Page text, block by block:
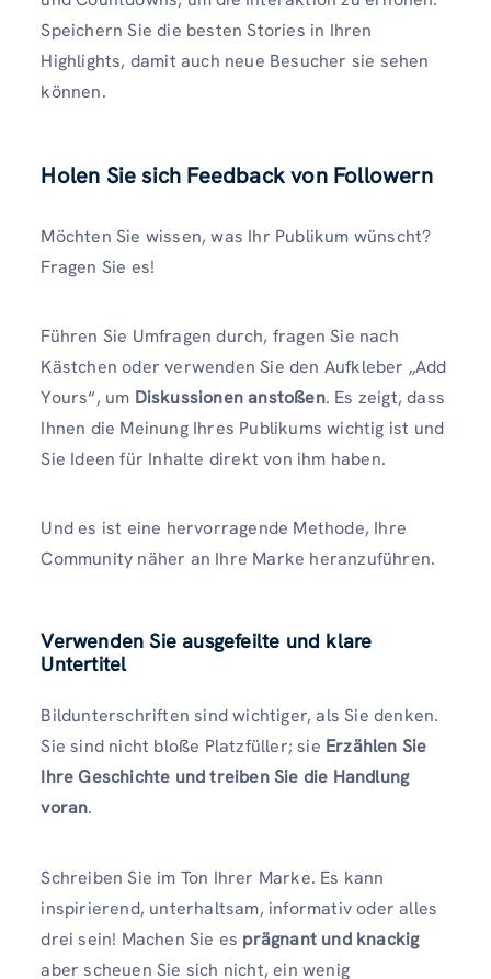
Speichern Sie die besten Stories in Ihren
Highlights, damit auch neue Besucher sie sehen
können.
Holen Sie sich Feedback von Followern
Möchten Sie wissen, was Ihr Publikum wünscht?
Fragen Sie es!
Führen Sie Umfragen durch, fragen Sie nach
Kästchen oder verwenden Sie den Aufkleber „Add
Yours“, um Diskussionen anstoßen. Es zeigt, dass
Ihnen die Meinung Ihres Publikums wichtig ist und
Sie Ideen für Inhalte direkt von ihm haben.
Und es ist eine hervorragende Methode, Ihre
Community näher an Ihre Marke heranzuführen.
Verwenden Sie ausgefeilte und klare
Untertitel
Bildunterschriften sind wichtiger, als Sie denken.
Sie sind nicht bloße Platzfüller; sie Erzählen Sie
Ihre Geschichte und treiben Sie die Handlung
voran.
Schreiben Sie im Ton Ihrer Marke. Es kann
inspirierend, unterhaltsam, informativ oder alles
drei sein! Machen Sie es prägnant und knackig
aber scheuen Sie sich nicht, ein wenig